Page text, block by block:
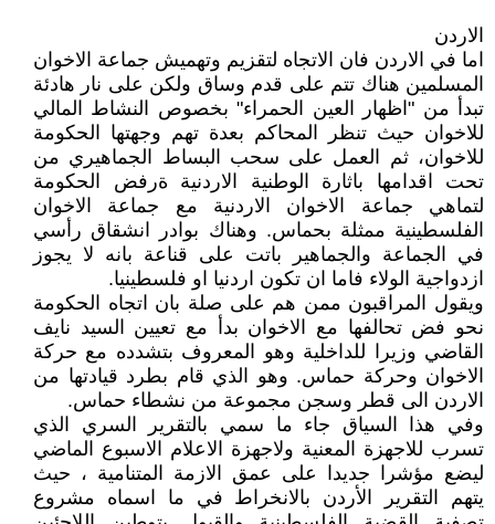
الاردن
اما في الاردن فان الاتجاه لتقزيم وتهميش جماعة الاخوان
المسلمين هناك تتم على قدم وساق ولكن على نار هادئة
تبدأ من "اظهار العين الحمراء" بخصوص النشاط المالي
للاخوان حيث تنظر المحاكم بعدة تهم وجهتها الحكومة
للاخوان، ثم العمل على سحب البساط الجماهيري من
تحت اقدامها باثارة الوطنية الاردنية ةرفض الحكومة
لتماهي جماعة الاخوان الاردنية مع جماعة الاخوان
الفلسطينية ممثلة بحماس. وهناك بوادر انشقاق رأسي
في الجماعة والجماهير باتت على قناعة بانه لا يجوز
ازدواجية الولاء فاما ان تكون اردنيا او فلسطينيا.
ويقول المراقبون ممن هم على صلة بان اتجاه الحكومة
نحو فض تحالفها مع الاخوان بدأ مع تعيين السيد نايف
القاضي وزيرا للداخلية وهو المعروف بتشدده مع حركة
الاخوان وحركة حماس. وهو الذي قام بطرد قيادتها من
الاردن الى قطر وسجن مجموعة من نشطاء حماس.
وفي هذا السياق جاء ما سمي بالتقرير السري الذي
تسرب للاجهزة المعنية ولاجهزة الاعلام الاسبوع الماضي
ليضع مؤشرا جديدا على عمق الازمة المتنامية ، حيث
يتهم التقرير الأردن بالانخراط في ما اسماه مشروع